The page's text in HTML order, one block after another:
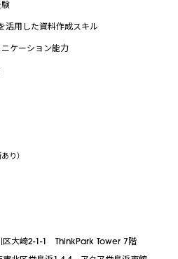
験
用した資料作成スキル
ケーション能力
り）
区大崎2-1-1 ThinkPark Tower 7階